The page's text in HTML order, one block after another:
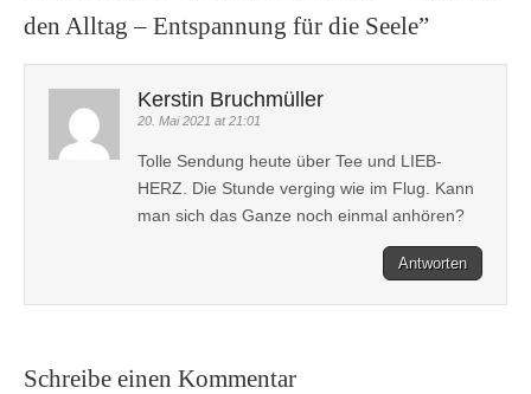
den Alltag – Entspannung für die Seele”
Kerstin Bruchmüller
20. Mai 2021 at 21:01
Tolle Sendung heute über Tee und LIEB-
HERZ. Die Stunde verging wie im Flug. Kann
man sich das Ganze noch einmal anhören?
Antworten
Schreibe einen Kommentar